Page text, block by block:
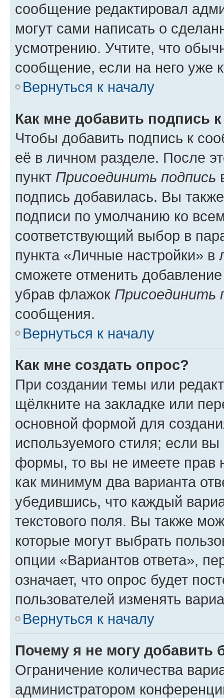
сообщение редактировал
могут сами написать о
усмотрению. Учтите, что
сообщение, если на него уже
Вернуться к началу
Как мне добавить подпись
Чтобы добавить подпись к
её в личном разделе. После
пункт Присоединить подпись
подпись добавилась. Вы
подписи по умолчанию ко
соответствующий выбор в
пункта «Личные настройки»
сможете отменить
убрав флажок Присоединить
сообщения.
Вернуться к началу
Как мне создать опрос?
При создании темы или
щёлкните на закладке или
основной формой для
используемого стиля; если
формы, то вы не имеете прав
как минимум два варианта
убедившись, что каждый
текстового поля. Вы также
которые могут выбрать
опции «Вариантов ответа»,
означает, что опрос будет
пользователей изменять
Вернуться к началу
Почему я не могу добавить
Ограничение количества
администратором